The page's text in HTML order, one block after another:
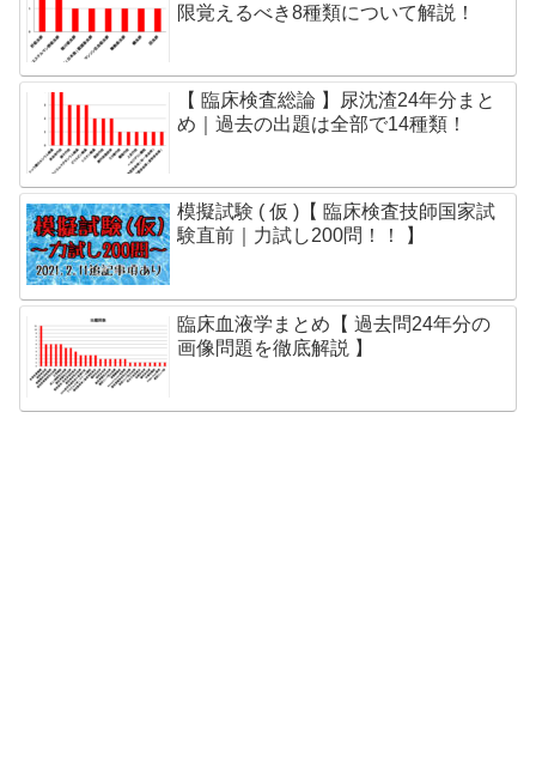
限覚えるべき8種類について解説！
【 臨床検査総論 】尿沈渣24年分まと
め｜過去の出題は全部で14種類！
模擬試験 ( 仮 )【 臨床検査技師国家試
験直前｜力試し200問！！ 】
臨床血液学まとめ【 過去問24年分の
画像問題を徹底解説 】